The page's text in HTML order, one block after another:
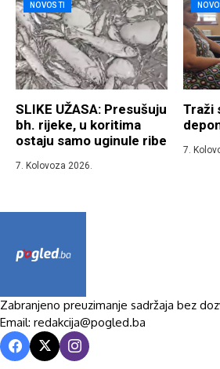
NOVOSTI
SLIKE UŽASA: Presušuju
bh. rijeke, u koritima
ostaju samo uginule ribe
7. Kolovoza 2026.
Traži
7.
Zabranjeno preuzimanje sadržaja bez
Email: redakcija@pogled.ba